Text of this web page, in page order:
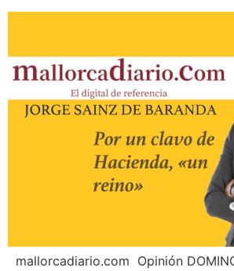
¿En qué podemos ayudarte?
mallorcadiario.com Opinión